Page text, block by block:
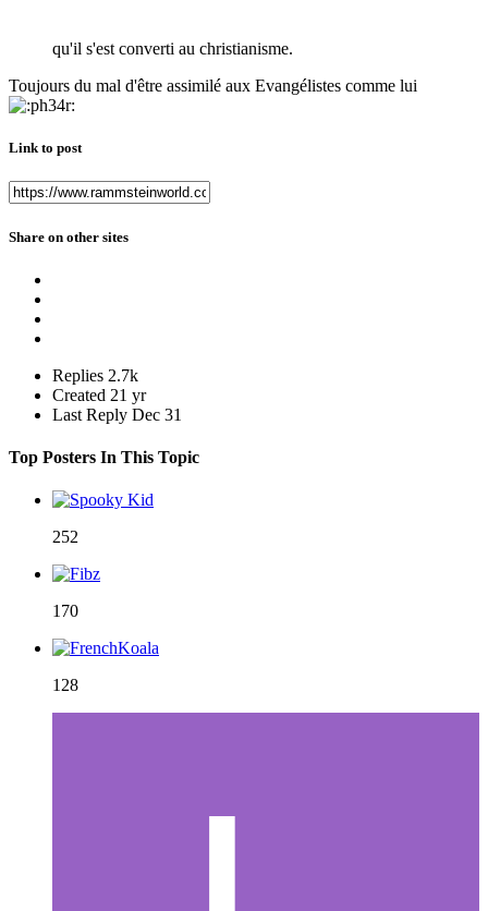
qu'il s'est converti au christianisme.
Toujours du mal d'être assimilé aux Evangélistes comme lui
Link to post
Share on other sites
Replies 2.7k
Created 21 yr
Last Reply Dec 31
Top Posters In This Topic
252
170
128